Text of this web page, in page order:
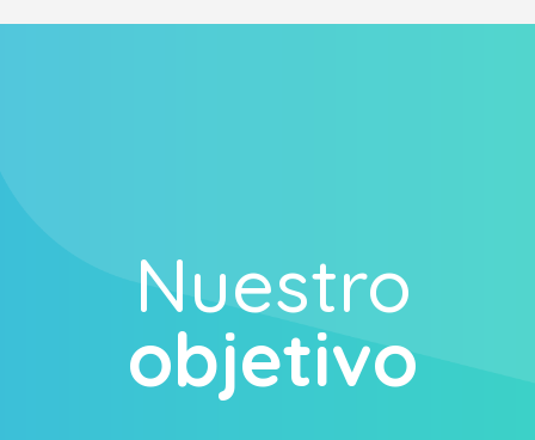
Nuestro
objetivo